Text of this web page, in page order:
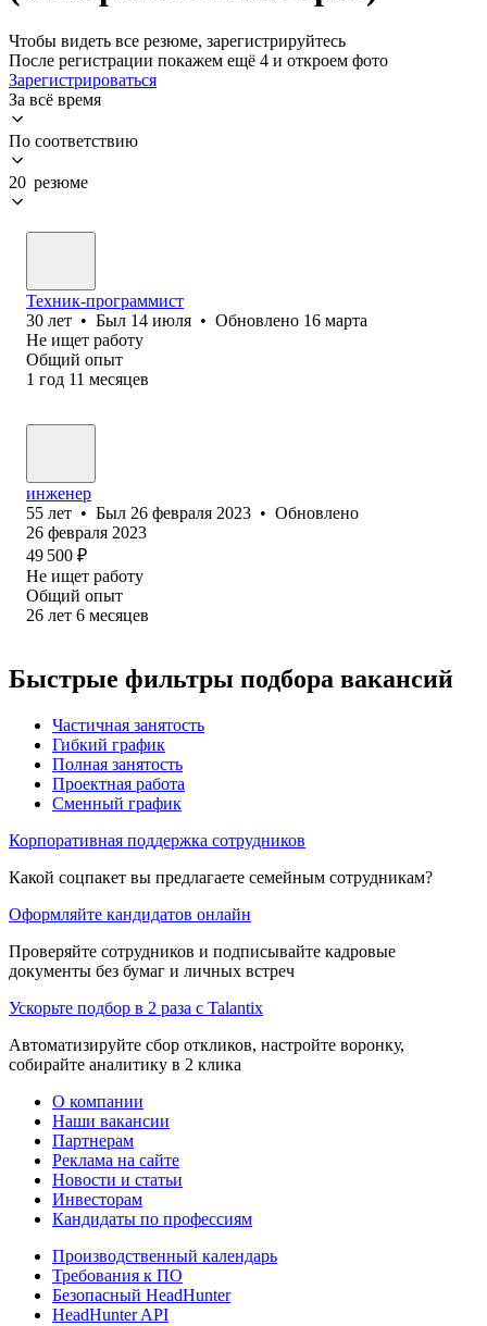
Чтобы видеть все резюме, зарегистрируйтесь
После регистрации покажем ещё 4 и откроем фото
Зарегистрироваться
За всё время
По соответствию
20 резюме
Техник-программист
30 лет • Был 14 июля • Обновлено 16 марта
Не ищет работу
Общий опыт
1 год 11 месяцев
инженер
55 лет • Был 26 февраля 2023 • Обновлено
26 февраля 2023
49 500 ₽
Не ищет работу
Общий опыт
26 лет 6 месяцев
Быстрые фильтры подбора вакансий
Частичная занятость
Гибкий график
Полная занятость
Проектная работа
Сменный график
Корпоративная поддержка сотрудников
Какой соцпакет вы предлагаете семейным сотрудникам?
Оформляйте кандидатов онлайн
Проверяйте сотрудников и подписывайте кадровые
документы без бумаг и личных встреч
Ускорьте подбор в 2 раза с Talantix
Автоматизируйте сбор откликов, настройте воронку,
собирайте аналитику в 2 клика
О компании
Наши вакансии
Партнерам
Реклама на сайте
Новости и статьи
Инвесторам
Кандидаты по профессиям
Производственный календарь
Требования к ПО
Безопасный HeadHunter
HeadHunter API